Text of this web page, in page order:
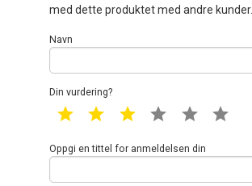
med dette produktet med andre kunder.
Navn
Din vurdering?
1 star 2 star 3 star 4 star 5 star
Oppgi en tittel for anmeldelsen din